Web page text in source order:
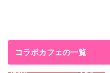
コラボカフェの一覧